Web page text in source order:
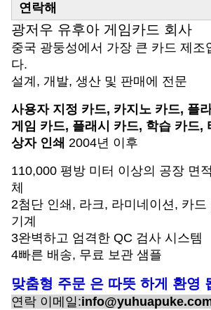
연락해
광저우 유후아 게임카드 회사
중국 광둥성에서 가장 큰 카드 제조
다.
설계, 개발, 생산 및 판매에 전문
사용자 지정 카드, 카지노 카드, 플
게임 카드, 플래시 카드, 학습 카드,
상자 인쇄 2004년 이후
110,000 평방 미터 이상의 공장 면
체
2첨단 인쇄, 라크, 라미네이션, 카드
기계
3완벽하고 엄격한 QC 검사 시스템
4빠른 배송, 무료 보관 샘플
맞춤형 주문 은 따뜻 하게 환영
연락 이메일: